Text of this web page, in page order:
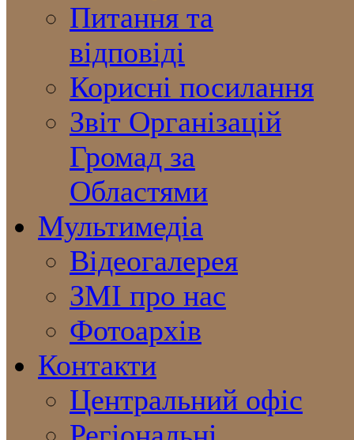
Питання та
відповіді
Корисні посилання
Звіт Організацій
Громад за
Областями
Мультимедіа
Відеогалерея
ЗМІ про нас
Фотоархів
Контакти
Центральний офіс